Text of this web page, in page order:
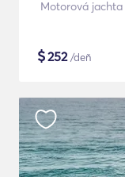
Motorová jachta
$252/deň